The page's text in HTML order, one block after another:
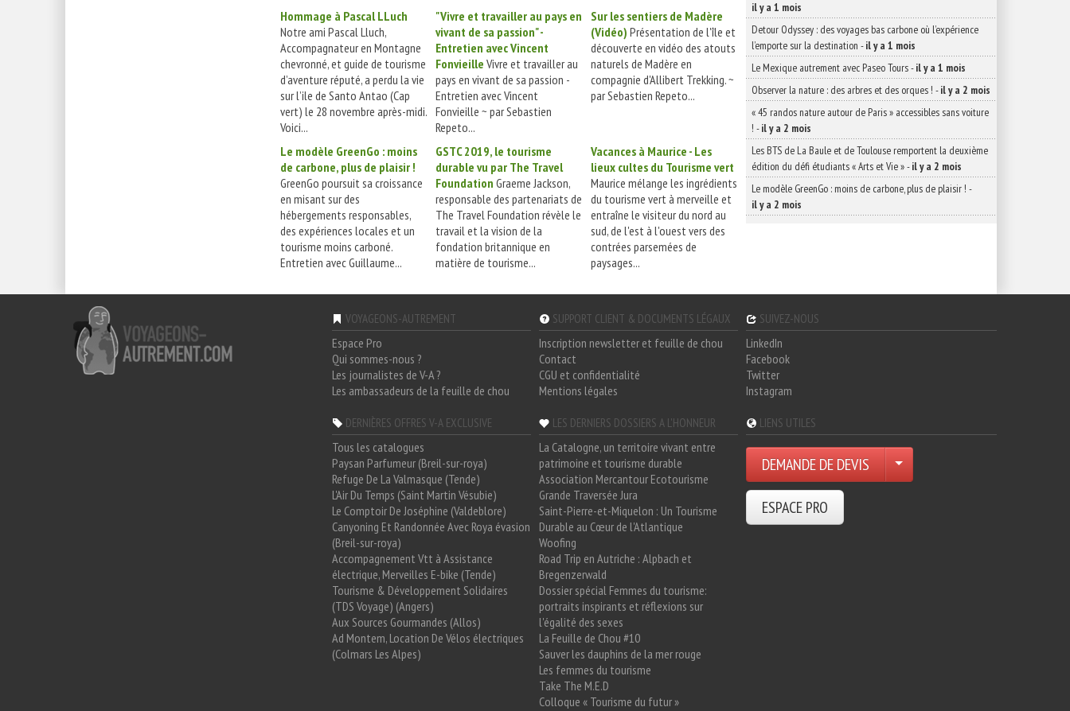
Hommage à Pascal LLuch
Notre ami Pascal Lluch,
Accompagnateur en Montagne
chevronné, et guide de tourisme
d’aventure réputé, a perdu la vie
sur l’ile de Santo Antao (Cap
vert) le 28 novembre après-midi.
Voici...
"Vivre et travailler au pays en
vivant de sa passion" -
Entretien avec Vincent
Fonvieille Vivre et travailler au
pays en vivant de sa passion -
Entretien avec Vincent
Fonvieille ~ par Sebastien
Repeto...
Sur les sentiers de Madère
(Vidéo) Présentation de l'île et
découverte en vidéo des atouts
naturels de Madère en
compagnie d'Allibert Trekking. ~
par Sebastien Repeto...
Le modèle GreenGo : moins
de carbone, plus de plaisir !
GreenGo poursuit sa croissance
en misant sur des
hébergements responsables,
des expériences locales et un
tourisme moins carboné.
Entretien avec Guillaume...
GSTC 2019, le tourisme
durable vu par The Travel
Foundation Graeme Jackson,
responsable des partenariats de
The Travel Foundation révèle le
travail et la vision de la
fondation britannique en
matière de tourisme...
Vacances à Maurice - Les
lieux cultes du Tourisme vert
Maurice mélange les ingrédients
du tourisme vert à merveille et
entraîne le visiteur du nord au
sud, de l'est à l'ouest vers des
contrées parsemées de
paysages...
il y a 1 mois
Detour Odyssey : des voyages bas carbone où l’expérience
l’emporte sur la destination -il y a 1 mois
Le Mexique autrement avec Paseo Tours-il y a 1 mois
Observer la nature : des arbres et des orques ! -il y a 2 mois
« 45 randos nature autour de Paris » accessibles sans voiture
! -il y a 2 mois
Les BTS de La Baule et de Toulouse remportent la deuxième
édition du défi étudiants « Arts et Vie »-il y a 2 mois
Le modèle GreenGo : moins de carbone, plus de plaisir ! -
il y a 2 mois
VOYAGEONS-AUTREMENT
Espace Pro
Qui sommes-nous ?
Les journalistes de V-A ?
Les ambassadeurs de la feuille de chou
SUPPORT CLIENT & DOCUMENTS LÉGAUX
Inscription newsletter et feuille de chou
Contact
CGU et confidentialité
Mentions légales
SUIVEZ-NOUS
LinkedIn
Facebook
Twitter
Instagram
DERNIÈRES OFFRES V-A EXCLUSIVE
Tous les catalogues
Paysan Parfumeur (Breil-sur-roya)
Refuge De La Valmasque (Tende)
L'Air Du Temps (Saint Martin Vésubie)
Le Comptoir De Joséphine (Valdeblore)
Canyoning Et Randonnée Avec Roya évasion
(Breil-sur-roya)
Accompagnement Vtt à Assistance
électrique, Merveilles E-bike (Tende)
Tourisme & Développement Solidaires
(TDS Voyage) (Angers)
Aux Sources Gourmandes (Allos)
Ad Montem, Location De Vélos électriques
(Colmars Les Alpes)
LES DERNIERS DOSSIERS A L'HONNEUR
La Catalogne, un territoire vivant entre
patrimoine et tourisme durable
Association Mercantour Ecotourisme
Grande Traversée Jura
Saint-Pierre-et-Miquelon : Un Tourisme
Durable au Cœur de l'Atlantique
Woofing
Road Trip en Autriche : Alpbach et
Bregenzerwald
Dossier spécial Femmes du tourisme:
portraits inspirants et réflexions sur
l'égalité des sexes
La Feuille de Chou #10
Sauver les dauphins de la mer rouge
Les femmes du tourisme
Take The M.E.D
Colloque « Tourisme du futur »
LIENS UTILES
DEMANDE DE DEVIS
ESPACE PRO